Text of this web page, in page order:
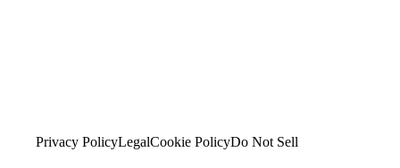
Privacy PolicyLegalCookie PolicyDo Not Sell